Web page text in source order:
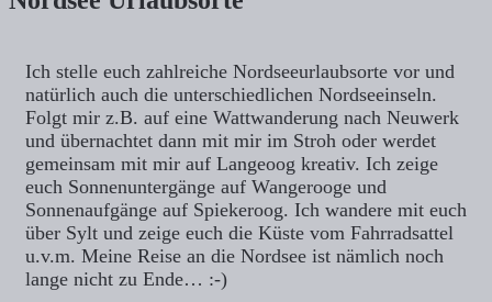
Ich stelle euch zahlreiche Nordseeurlaubsorte vor und
natürlich auch die unterschiedlichen Nordseeinseln.
Folgt mir z.B. auf eine Wattwanderung nach Neuwerk
und übernachtet dann mit mir im Stroh oder werdet
gemeinsam mit mir auf Langeoog kreativ. Ich zeige
euch Sonnenuntergänge auf Wangerooge und
Sonnenaufgänge auf Spiekeroog. Ich wandere mit euch
über Sylt und zeige euch die Küste vom Fahrradsattel
u.v.m. Meine Reise an die Nordsee ist nämlich noch
lange nicht zu Ende… :-)